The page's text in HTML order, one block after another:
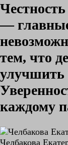
—
тем, что
каждому
Челбакова